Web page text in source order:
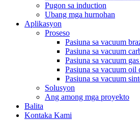
Pugon sa induction
Ubang mga hurnohan
Aplikasyon
Proseso
Pasiuna sa vacuum
Pasiuna sa vacuum
Pasiuna sa vacuum
Pasiuna sa vacuum oil
Pasiuna sa vacuum
Solusyon
Ang among mga proyekto
Balita
Kontaka Kami